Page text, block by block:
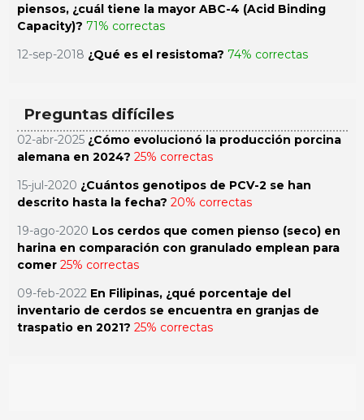
piensos, ¿cuál tiene la mayor ABC-4 (Acid Binding
Capacity)? 71% correctas
12-sep-2018 ¿Qué es el resistoma? 74% correctas
Preguntas difíciles
02-abr-2025 ¿Cómo evolucionó la producción porcina
alemana en 2024? 25% correctas
15-jul-2020 ¿Cuántos genotipos de PCV-2 se han
descrito hasta la fecha? 20% correctas
19-ago-2020 Los cerdos que comen pienso (seco) en
harina en comparación con granulado emplean para
comer 25% correctas
09-feb-2022 En Filipinas, ¿qué porcentaje del
inventario de cerdos se encuentra en granjas de
traspatio en 2021? 25% correctas